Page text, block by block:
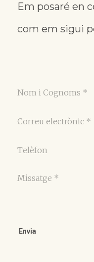
Em posaré en
com em sigui